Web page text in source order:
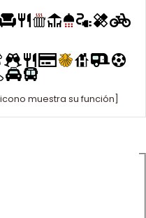
muestra su función]